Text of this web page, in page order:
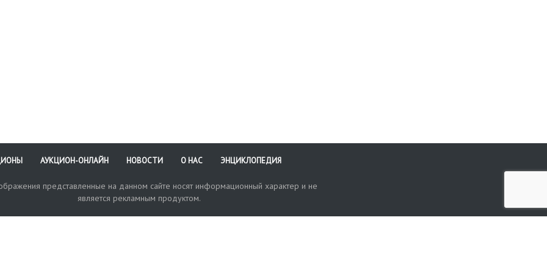
АУКЦИОН-ОНЛАЙН НОВОСТИ О НАС ЭНЦИКЛОПЕДИЯ
представленные на данном сайте носят информационный характер и не
является рекламным продуктом.